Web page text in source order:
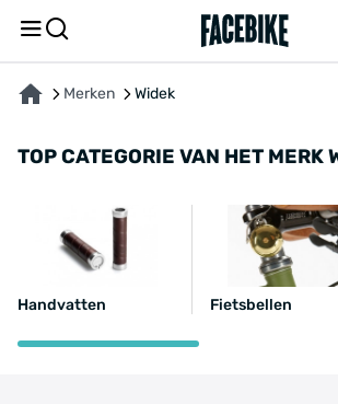
Merken Widek
TOP CATEGORIE VAN HET MERK
Handvatten Fietsbellen